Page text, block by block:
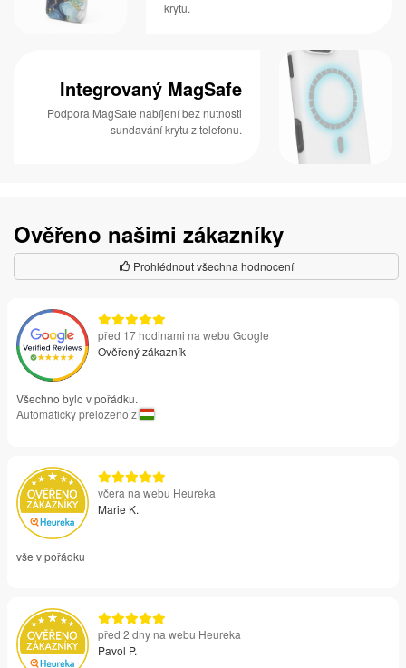
krytu.
Integrovaný MagSafe
Podpora MagSafe nabíjení bez nutnosti
sundavání krytu z telefonu.
Ověřeno našimi zákazníky
Prohlédnout všechna hodnocení
před 17 hodinami na webu Google
Ověřený zákazník
Všechno bylo v pořádku.
Automaticky přeloženo z
včera na webu Heureka
Marie K.
vše v pořádku
před 2 dny na webu Heureka
Pavol P.